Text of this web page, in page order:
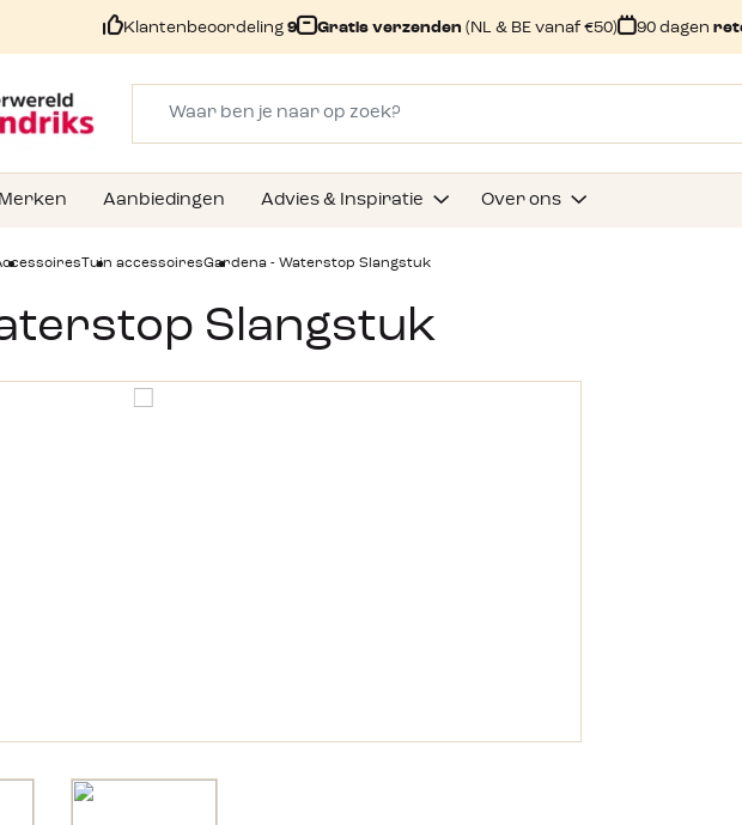
Klantenbeoordeling 9 Gratis verzenden (NL & BE vanaf €50) 90 dagen
Merken Aanbiedingen Advies & Inspiratie Over ons
Tuin accessoiresGardena - Waterstop Slangstuk
Slangstuk